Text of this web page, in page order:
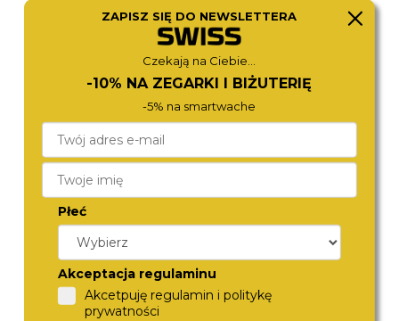
BOSS BOSS
ZEPPELIN
8046M-3
ZAPISZ SIĘ DO NEWSLETTERA
Czekają na Ciebie...
-10% NA ZEGARKI I BIŻUTERIĘ
-5% na smartwache
Płeć
Akceptacja regulaminu
Akcetpuję regulamin i politykę
prywatności